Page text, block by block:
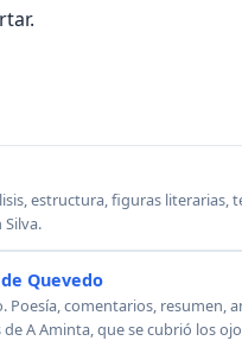
estructura, figuras literarias,
Silva.
Quevedo
Poesía, comentarios, resumen,
A Aminta, que se cubrió los